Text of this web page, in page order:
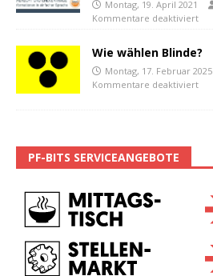
Montag, 19. April 2021
Kommentare deaktiviert
Wie wählen Blinde?
Montag, 17. Februar 2025
Kommentare deaktiviert
PF-BITS SERVICEANGEBOTE